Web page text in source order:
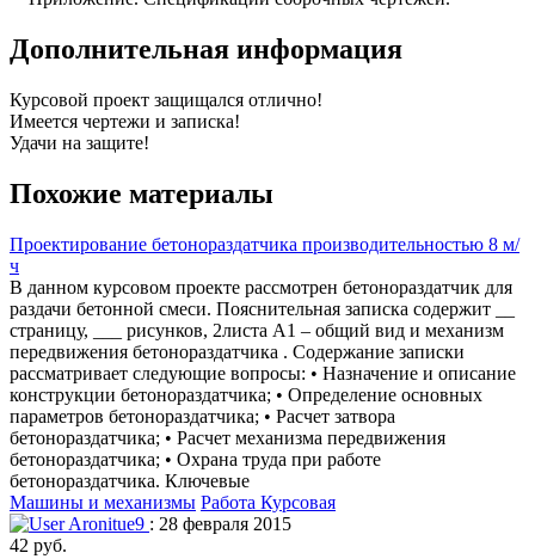
Дополнительная информация
Курсовой проект защищался отлично!
Имеется чертежи и записка!
Удачи на защите!
Похожие материалы
Проектирование бетонораздатчика производительностью 8 м/
ч
В данном курсовом проекте рассмотрен бетонораздатчик для
раздачи бетонной смеси. Пояснительная записка содержит __
страницу, ___ рисунков, 2листа А1 – общий вид и механизм
передвижения бетонораздатчика . Содержание записки
рассматривает следующие вопросы: • Назначение и описание
конструкции бетонораздатчика; • Определение основных
параметров бетонораздатчика; • Расчет затвора
бетонораздатчика; • Расчет механизма передвижения
бетонораздатчика; • Охрана труда при работе
бетонораздатчика. Ключевые
Машины и механизмы Работа Курсовая
Aronitue9 : 28 февраля 2015
42 руб.